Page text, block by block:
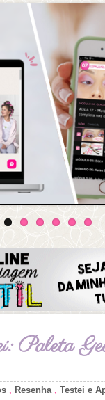
Paleta
, Resenha, Testei e